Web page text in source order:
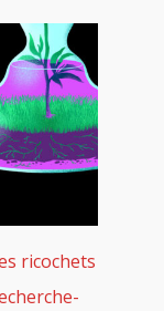
ricochets